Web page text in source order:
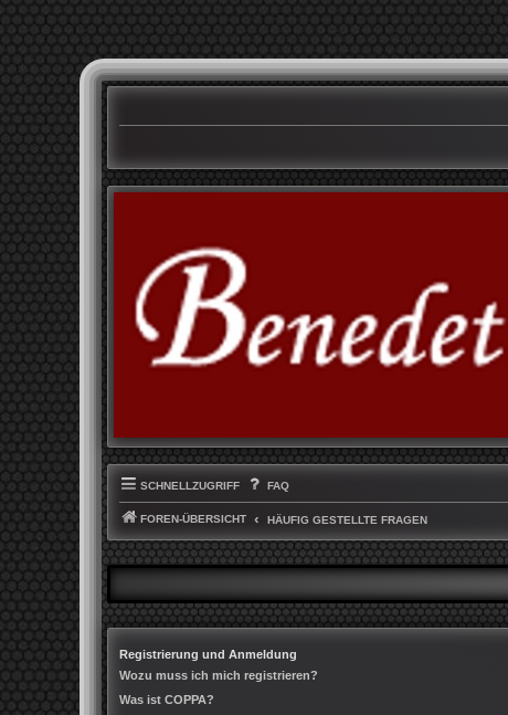
SCHNELLZUGRIFF FAQ
FOREN-ÜBERSICHT HÄUFIG GESTELLTE FRAGEN
Registrierung und Anmeldung
Wozu muss ich mich registrieren?
Was ist COPPA?